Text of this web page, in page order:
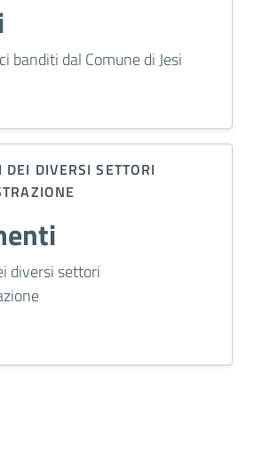
banditi dal Comune di Jesi
DEI DIVERSI SETTORI
diversi settori